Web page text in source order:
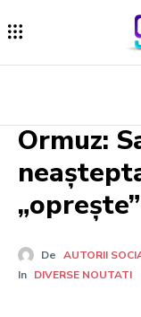
Ormuz:
De AUTORII
In DIVERSE NOUTATI